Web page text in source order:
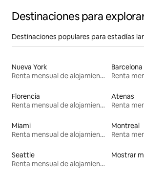
Destinaciones para
Destinaciones populares para estadías
Nueva York
Renta mensual de alojamientos
Barcelona
Florencia
Renta mensual de alojamientos
Atenas
Miami
Renta mensual de alojamientos
Montreal
Seattle
Renta mensual de alojamientos
Mostrar